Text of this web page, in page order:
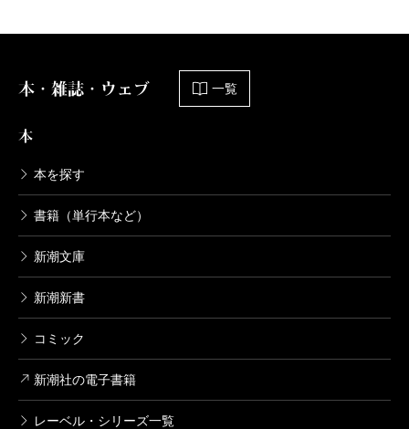
本・雑誌・ウェブ 一覧
本
本を探す
書籍（単行本など）
新潮文庫
新潮新書
コミック
新潮社の電子書籍
レーベル・シリーズ一覧